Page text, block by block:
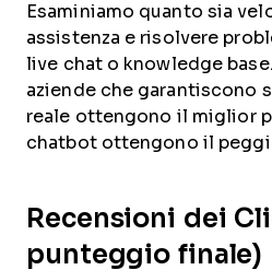
Esaminiamo quanto sia
assistenza e risolvere
live chat o knowledge
aziende che garantiscono
reale ottengono il miglior
chatbot ottengono il
Recensioni dei
punteggio finale)